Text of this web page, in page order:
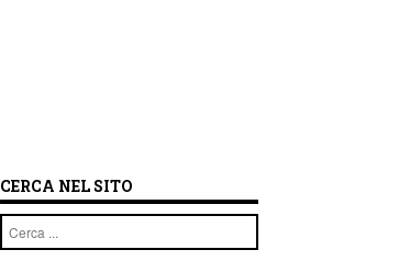
CERCA NEL SITO
Cerca